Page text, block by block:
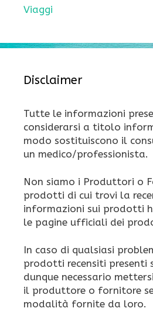
Viaggi
Disclaimer
Tutte le informazioni
considerarsi a titolo
modo sostituiscono il
un medico/professionista.
Non siamo i Produttori o
prodotti di cui trovi la
informazioni sui prodotti
le pagine ufficiali dei
In caso di qualsiasi
prodotti recensiti presenti
dunque necessario
il produttore o fornitore
modalità fornite da loro.